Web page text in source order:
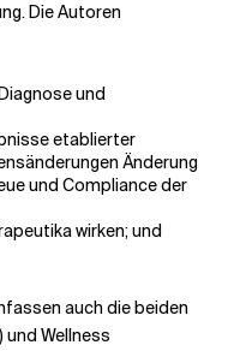
Die Autoren
und
etablierter
Änderung
und Compliance der
wirken; und
auch die beiden
Wellness